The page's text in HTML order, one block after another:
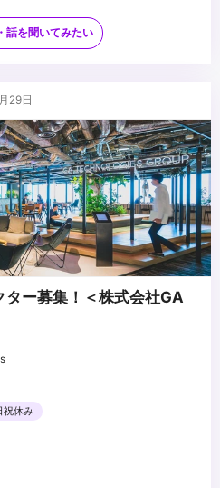
3年以上。グラフィックデザイン制
点についても拝見させていただき
分かりやすく整理して構成されて
域と、特に工夫・注力したポイン
絵コンテの作成経験
小規模）
・VR-6HDなど)
マーケティングの知識
管理）、外部パートナー（撮
成果（視聴完了率/CV/エンゲージ
方
方
めに積極的にアクションできる方
アクションを考えられる方
話を聞いてみたい
29日
ター募集！＜株式会社GA
祝休み